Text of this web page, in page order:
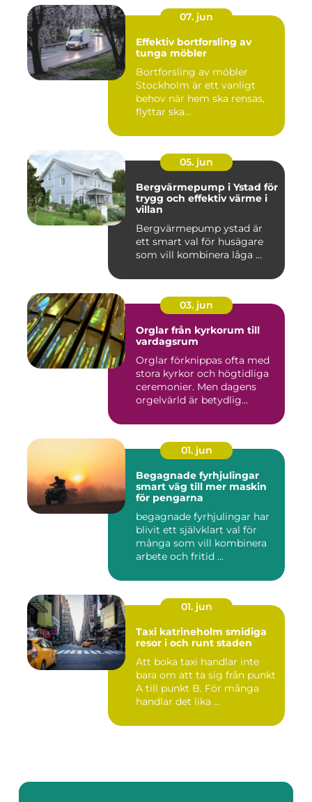
07. jun
Effektiv bortforsling av
tunga möbler
Bortforsling av möbler
Stockholm är ett vanligt
behov när hem ska rensas,
flyttar ska...
05. jun
Bergvärmepump i Ystad för
trygg och effektiv värme i
villan
Bergvärmepump ystad är
ett smart val för husägare
som vill kombinera låga ...
03. jun
Orglar från kyrkorum till
vardagsrum
Orglar förknippas ofta med
stora kyrkor och högtidliga
ceremonier. Men dagens
orgelvärld är betydlig...
01. jun
Begagnade fyrhjulingar
smart väg till mer maskin
för pengarna
begagnade fyrhjulingar har
blivit ett självklart val för
många som vill kombinera
arbete och fritid ...
01. jun
Taxi katrineholm smidiga
resor i och runt staden
Att boka taxi handlar inte
bara om att ta sig från punkt
A till punkt B. För många
handlar det lika ...